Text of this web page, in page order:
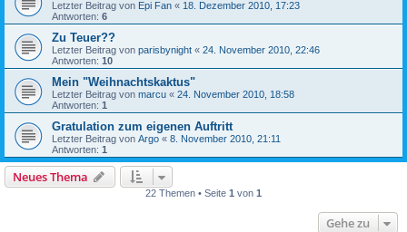
Letzter Beitrag von Epi Fan « 18. Dezember 2010, 17:23
Antworten: 6
Zu Teuer??
Letzter Beitrag von parisbynight « 24. November 2010, 22:46
Antworten: 10
Mein "Weihnachtskaktus"
Letzter Beitrag von marcu « 24. November 2010, 18:58
Antworten: 1
Gratulation zum eigenen Auftritt
Letzter Beitrag von Argo « 8. November 2010, 21:11
Antworten: 1
Neues Thema
22 Themen • Seite 1 von 1
Gehe zu